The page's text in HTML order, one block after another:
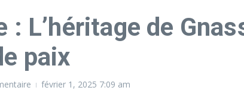
: L’héritage de
paix
février 1, 2025 7:09 am